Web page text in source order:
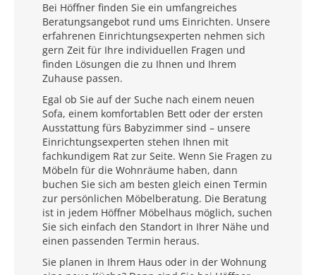
Bei Höffner finden Sie ein umfangreiches
Beratungsangebot rund ums Einrichten. Unsere
erfahrenen Einrichtungsexperten nehmen sich
gern Zeit für Ihre individuellen Fragen und
finden Lösungen die zu Ihnen und Ihrem
Zuhause passen.
Egal ob Sie auf der Suche nach einem neuen
Sofa, einem komfortablen Bett oder der ersten
Ausstattung fürs Babyzimmer sind – unsere
Einrichtungsexperten stehen Ihnen mit
fachkundigem Rat zur Seite. Wenn Sie Fragen zu
Möbeln für die Wohnräume haben, dann
buchen Sie sich am besten gleich einen Termin
zur persönlichen Möbelberatung. Die Beratung
ist in jedem Höffner Möbelhaus möglich, suchen
Sie sich einfach den Standort in Ihrer Nähe und
einen passenden Termin heraus.
Sie planen in Ihrem Haus oder in der Wohnung